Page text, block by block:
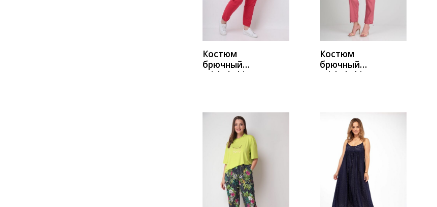
Костюм
брючный
Michel Chic
Костюм
брючный
Michel Chic
КУПИТЬ КУПИТЬ